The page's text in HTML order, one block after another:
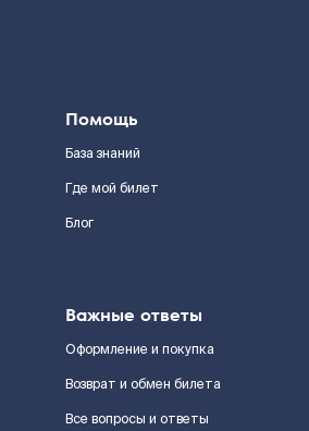
Помощь
База знаний
Где мой билет
Блог
Важные ответы
Оформление и покупка
Возврат и обмен билета
Все вопросы и ответы